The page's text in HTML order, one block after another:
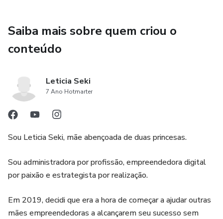
um perfil comercial de impacto e resultado que transmite
autenticidade e valor.
*Aviso Legal*
O conteúdo deste e-book não são promessas ou garantias
você concorda e entende que você é totalmente
responsável por sua aplicação, progresso e resultados, e
que a Leticia Seki não garante nenhum retorno, lucros ou
garantias financeiras de retorno rápido.
Saiba mais sobre quem criou o
conteúdo
Leticia Seki
7 Ano Hotmarter
Sou Leticia Seki, mãe abençoada de duas princesas.
Sou administradora por profissão, empreendedora digital
por paixão e estrategista por realização.
Em 2019, decidi que era a hora de começar a ajudar outras
mães empreendedoras a alcançarem seu sucesso sem